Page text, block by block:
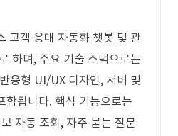
고객 응대 자동화 챗봇 및 관
하며, 주요 기술 스택으로는
응형 UI/UX 디자인, 서버 및
함됩니다. 핵심 기능으로는
자동 조회, 자주 묻는 질문